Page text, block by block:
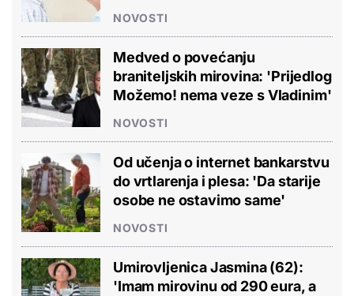
NOVOSTI
Medved o povećanju
braniteljskih mirovina: 'Prijedlog
Možemo! nema veze s Vladinim'
NOVOSTI
Od učenja o internet bankarstvu
do vrtlarenja i plesa: 'Da starije
osobe ne ostavimo same'
NOVOSTI
Umirovljenica Jasmina (62):
'Imam mirovinu od 290 eura, a